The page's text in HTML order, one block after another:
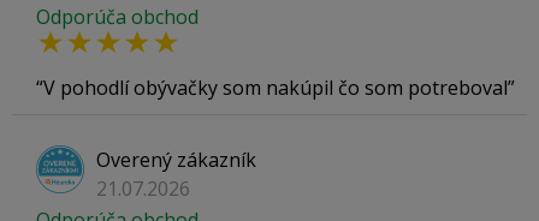
Odporúča obchod
V pohodlí obývačky som nakúpil čo som potreboval
Overený zákazník
21.07.2026